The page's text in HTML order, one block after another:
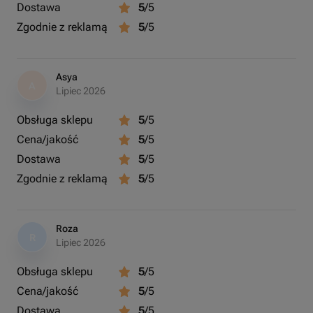
Dostawa
5/5
Zgodnie z reklamą
5/5
Asya
Lipiec 2026
Obsługa sklepu 5/5
Cena/jakość
5/5
Dostawa
5/5
Zgodnie z reklamą
5/5
Roza
Lipiec 2026
Obsługa sklepu 5/5
Cena/jakość
5/5